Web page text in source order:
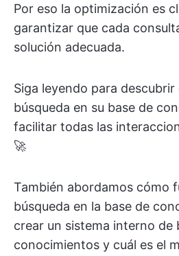
Por eso la optimización es
garantizar que cada
solución adecuada.
Siga leyendo para
búsqueda en su base de
facilitar todas las
🚀
También abordamos cómo
búsqueda en la base de
crear un sistema interno de
conocimientos y cuál es el